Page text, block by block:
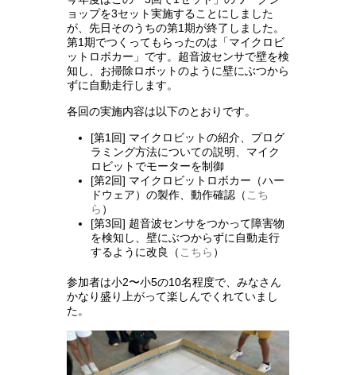
ョップを3セット実施することにしました
が、先日そのうちの第1期が終了しました。
第1期でつくってもらったのは「マイクロビ
ットロボカー」です。超音波センサで壁を検
知し、お掃除ロボットのように壁にぶつから
ずに自動走行します。
各回の実施内容は以下のとおりです。
[第1回] マイクロビットの紹介、プログ
ラミング方法についての説明、マイク
ロビットでモーターを制御
[第2回] マイクロビットロボカー（ハー
ドウェア）の製作、動作確認（ こち
ら ）
[第3回] 超音波センサをつかって障害物
を検知し、壁にぶつからずに自動走行
するように改良（ こちら ）
参加者は小2〜小5の10名程度で、みなさん
かなり盛り上がって楽しんでくれていまし
た。